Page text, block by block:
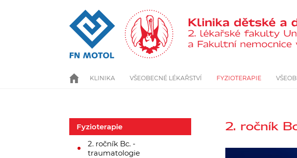
ÚVOD
KLINIKA VŠEOBECNÉ LÉKAŘSTVÍ FYZIOTERAPIE
Fyzioterapie
2. ročník Bc. -
traumatologie
2. ročník